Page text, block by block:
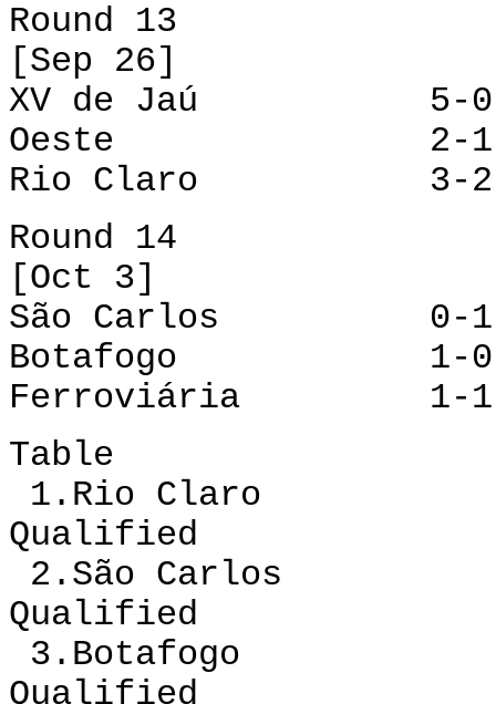
Round 13
[Sep 26]
XV de Jaú 5-0
Oeste 2-1
Rio Claro 3-2
Round 14
[Oct 3]
São Carlos 0-1
Botafogo 1-0
Ferroviária 1-1
Table
1.Rio Claro 12
Qualified
2.São Carlos
Qualified
3.Botafogo 12
Qualified